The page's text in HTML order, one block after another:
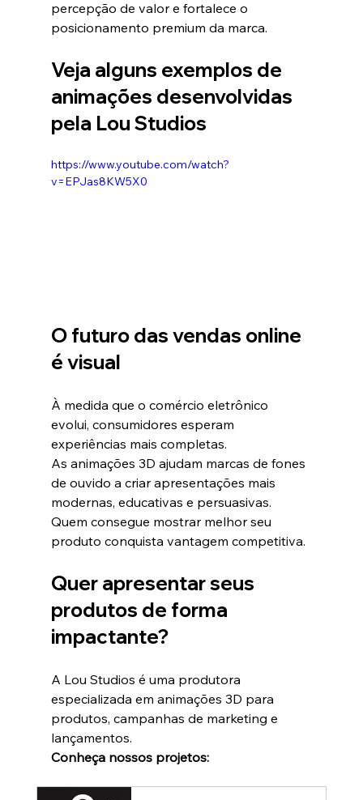
percepção de valor e fortalece o
posicionamento premium da marca.
Veja alguns exemplos de
animações desenvolvidas
pela Lou Studios
https://www.youtube.com/watch?
v=EPJas8KW5X0
O futuro das vendas online
é visual
À medida que o comércio eletrônico
evolui, consumidores esperam
experiências mais completas.
As animações 3D ajudam marcas de fones
de ouvido a criar apresentações mais
modernas, educativas e persuasivas.
Quem consegue mostrar melhor seu
produto conquista vantagem competitiva.
Quer apresentar seus
produtos de forma
impactante?
A Lou Studios é uma produtora
especializada em animações 3D para
produtos, campanhas de marketing e
lançamentos.
Conheça nossos projetos: